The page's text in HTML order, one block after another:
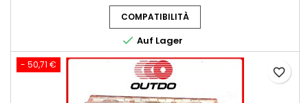
COMPATIBILITÀ
 Auf Lager
- 50,71 €
favorite_border